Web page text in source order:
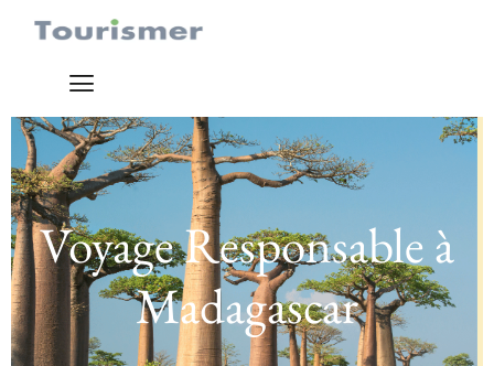
Voyage Responsable à
Madagascar